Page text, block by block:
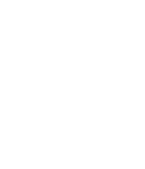
Не распыляйте вблизи
детям. Избегать
Избегать длительного
После использования